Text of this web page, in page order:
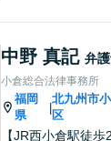
える問題に注力し
ので、お気軽にご
いませ。【駐車場
中野 真記 弁
小倉総合法律事務所
福岡
県
|
北九州市
区
【JR西小倉駅徒